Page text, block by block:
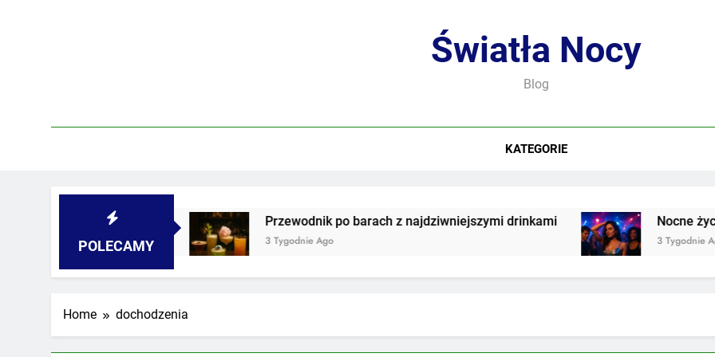
Światła Nocy
Blog
KATEGORIE
POLECAMY
i podwórkach Przewodnik po barach z najdziwniejszymi drinkami
3 Tygodnie Ago
Nocne życie
3 Tygodnie Ago
Home dochodzenia